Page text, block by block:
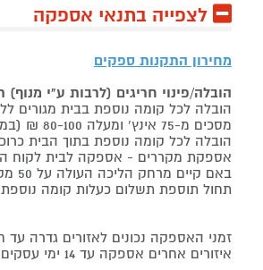
לצפייה בתנאי אספקה
מחירון התקנות ספקים
הובלה/פינוי חריגים (לרבות ע"י
הובלה לכל קומה נוספת בבית מגורים ללא מעלית. מעל קומה ב' 40-50 ₪ למוצר לבן,
מסכים מ-75 אינץ' ומעלה 80-100 ₪ (במסכים אלו ברוב המקרים יידרש מנוף ותחול הוראת הובלה חריגה שלעיל. אם לא יידרש מנוף תחול תוספת הקומות כבר מהקומה הראשונה)
הובלה לכל קומה נוספת בתוך הבית כרוכה בתשלום נוסף: 40-50 ₪ למוצר לבן, 60-80 ₪ למקרר/מקפיא, מסכים עד 65
אספקת מקררים - אספקה לבית לקוח
באם קיים מרחק הליכה העולה על 50 מטרים מבית מגוריו של הצרכן בשל חניה מרוחקת או חוסר גישה לביתו,
תחול תוספת תשלום כעלות קומה נוספת, בהתאם למוצר (כל
זמני האספקה נכונים לאזורים גדרה עד
איזורים אחרים אספקה עד 14 ימי עסקים נוספים